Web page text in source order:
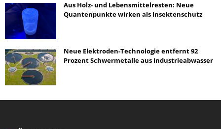
Aus Holz- und Lebensmittelresten: Neue
Quantenpunkte wirken als Insektenschutz
Neue Elektroden-Technologie entfernt 92
Prozent Schwermetalle aus Industrieabwasser